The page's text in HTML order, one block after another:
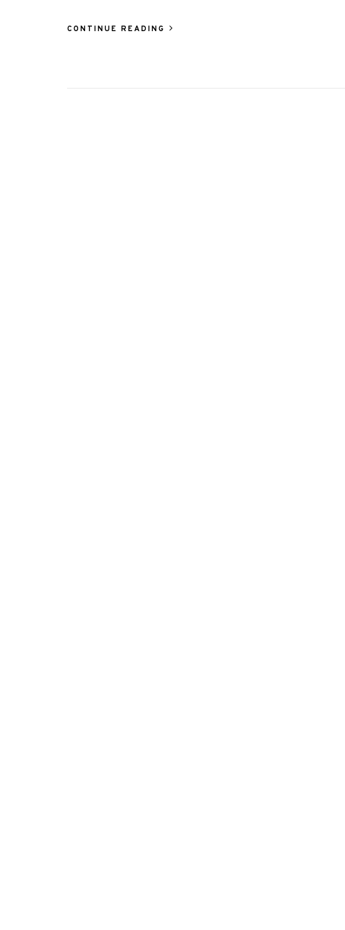
CONTINUE READING